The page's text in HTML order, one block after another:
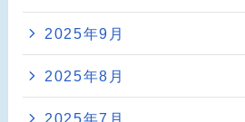
2025年9月
2025年8月
2025年7月